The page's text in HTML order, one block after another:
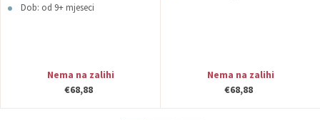
Dob: od 9+ mjeseci
Nema na zalihi
€68,88
Nema na zalihi
€68,88